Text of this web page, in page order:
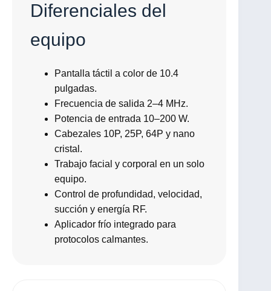
Diferenciales del
equipo
Pantalla táctil a color de 10.4
pulgadas.
Frecuencia de salida 2–4 MHz.
Potencia de entrada 10–200 W.
Cabezales 10P, 25P, 64P y nano
cristal.
Trabajo facial y corporal en un solo
equipo.
Control de profundidad, velocidad,
succión y energía RF.
Aplicador frío integrado para
protocolos calmantes.